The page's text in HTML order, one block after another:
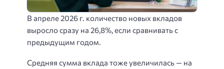
В апреле 2026 г. количество новых вкладов
выросло сразу на 26,8%, если сравнивать с
предыдущим годом.
Средняя сумма вклада тоже увеличилась — на